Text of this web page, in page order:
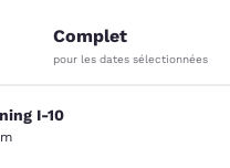
Complet
pour les dates sélectionnées
I-10
I-10
commentaires